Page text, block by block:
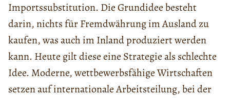
Importssubstitution. Die Grundidee besteht
darin, nichts für Fremdwährung im Ausland zu
kaufen, was auch im Inland produziert werden
kann. Heute gilt diese eine Strategie als schlechte
Idee. Moderne, wettbewerbsfähige Wirtschaften
setzen auf internationale Arbeitsteilung, bei der